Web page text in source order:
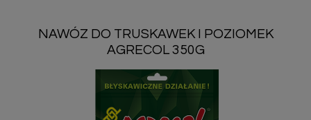
NAWÓZ DO TRUSKAWEK I POZIOMEK
AGRECOL 350G